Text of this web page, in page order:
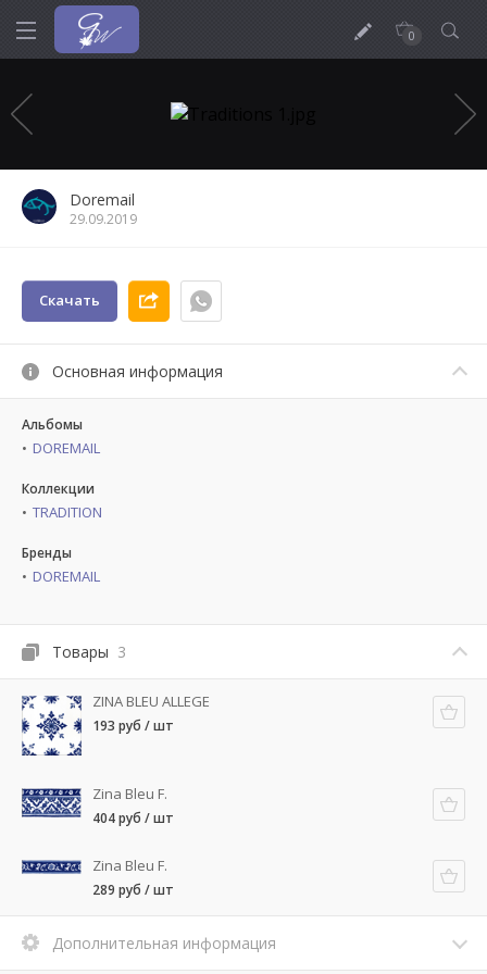
0
Doremail
29.09.2019
Скачать
Основная информация
Альбомы
DOREMAIL
Коллекции
TRADITION
Бренды
DOREMAIL
Товары 3
ZINA BLEU ALLEGE
193 руб / шт
Zina Bleu F.
404 руб / шт
Zina Bleu F.
289 руб / шт
Дополнительная информация